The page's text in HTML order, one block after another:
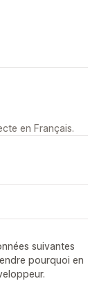
en Français.
suivantes
pourquoi en